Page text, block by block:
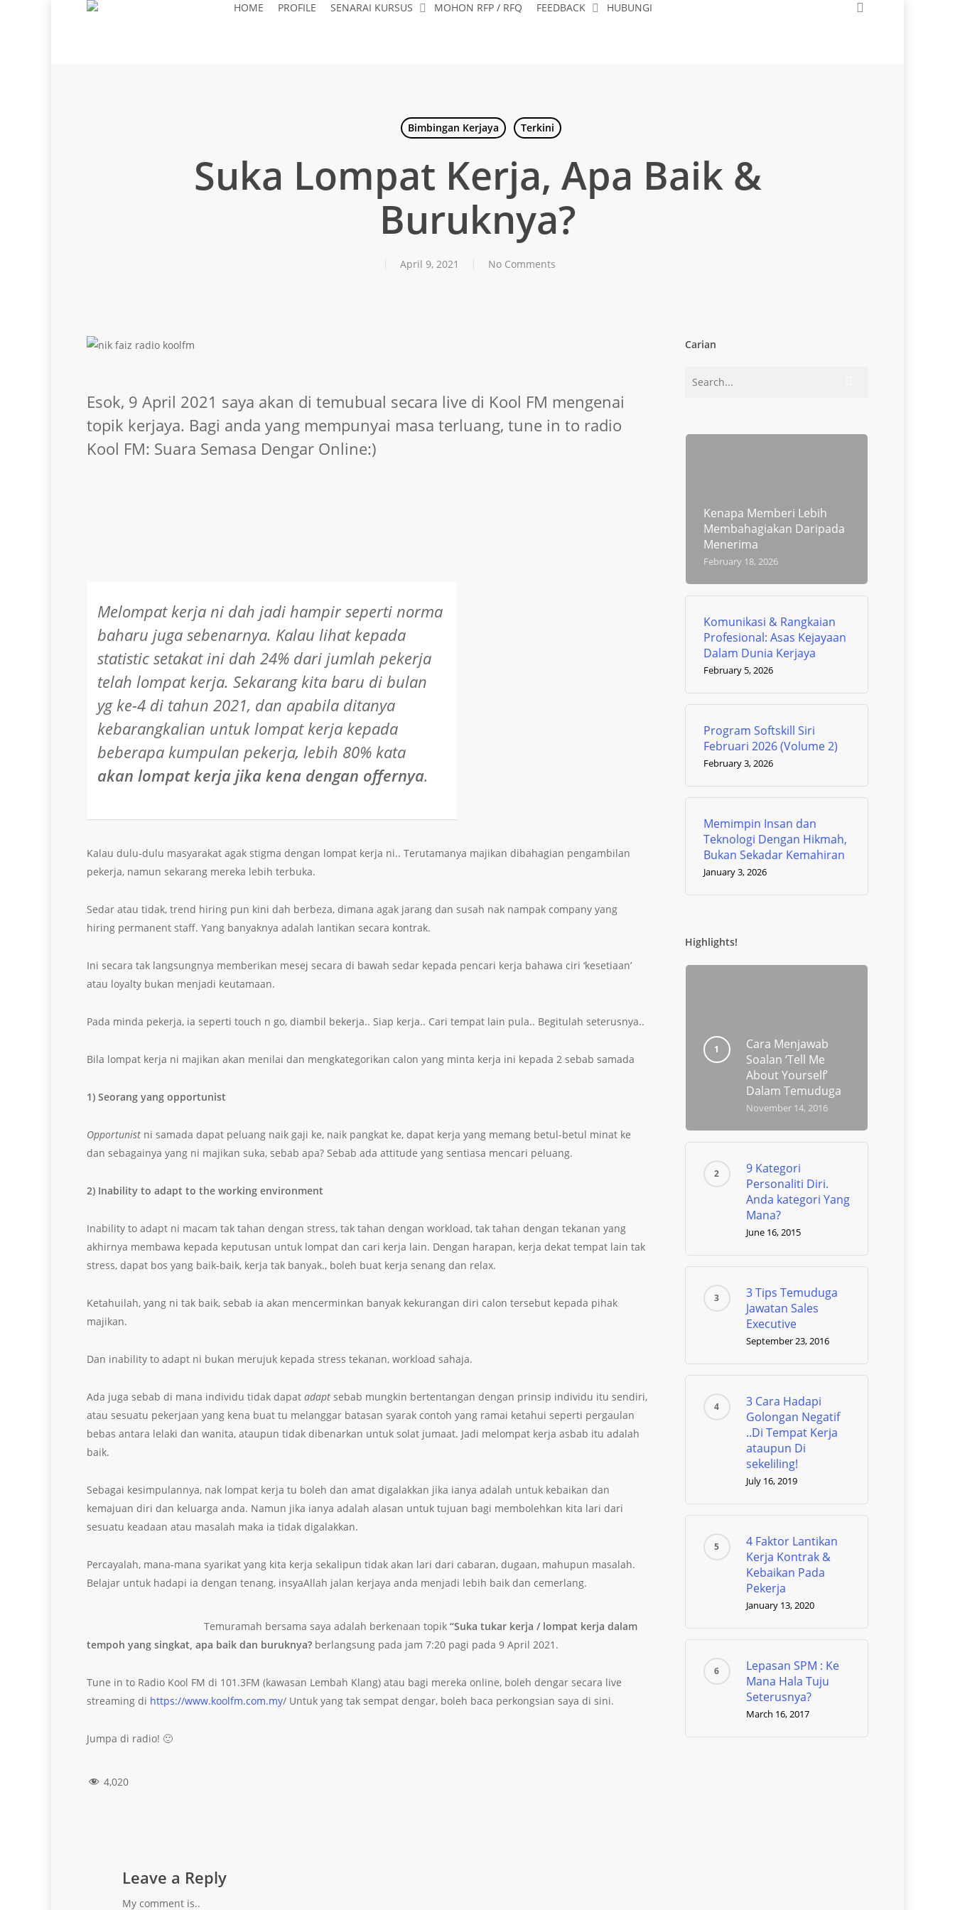
HOME PROFILE SENARAI KURSUS MOHON RFP / RFQ FEEDBACK HUBUNGI
Bimbingan Kerjaya Terkini
Suka Lompat Kerja, Apa Baik &
Buruknya?
April 9, 2021 No Comments
Esok, 9 April 2021 saya akan di temubual secara live di Kool FM mengenai
topik kerjaya. Bagi anda yang mempunyai masa terluang, tune in to radio
Kool FM: Suara Semasa Dengar Online:)
Suka Tukar Kerja / Lompat Kerja Dalam Tempoh Yang Singkat, Apa Baik
dan Buruknya?
Melompat kerja ni dah jadi hampir seperti norma
baharu juga sebenarnya. Kalau lihat kepada
statistic setakat ini dah 24% dari jumlah pekerja
telah lompat kerja. Sekarang kita baru di bulan
yg ke-4 di tahun 2021, dan apabila ditanya
kebarangkalian untuk lompat kerja kepada
beberapa kumpulan pekerja, lebih 80% kata
akan lompat kerja jika kena dengan offernya.
Kalau dulu-dulu masyarakat agak stigma dengan lompat kerja ni.. Terutamanya majikan dibahagian pengambilan
pekerja, namun sekarang mereka lebih terbuka.
Sedar atau tidak, trend hiring pun kini dah berbeza, dimana agak jarang dan susah nak nampak company yang
hiring permanent staff. Yang banyaknya adalah lantikan secara kontrak.
Ini secara tak langsungnya memberikan mesej secara di bawah sedar kepada pencari kerja bahawa ciri ‘kesetiaan’
atau loyalty bukan menjadi keutamaan.
Pada minda pekerja, ia seperti touch n go, diambil bekerja.. Siap kerja.. Cari tempat lain pula.. Begitulah seterusnya..
Bila lompat kerja ni majikan akan menilai dan mengkategorikan calon yang minta kerja ini kepada 2 sebab samada
1) Seorang yang opportunist
Opportunist ni samada dapat peluang naik gaji ke, naik pangkat ke, dapat kerja yang memang betul-betul minat ke
dan sebagainya yang ni majikan suka, sebab apa? Sebab ada attitude yang sentiasa mencari peluang.
2) Inability to adapt to the working environment
Inability to adapt ni macam tak tahan dengan stress, tak tahan dengan workload, tak tahan dengan tekanan yang
akhirnya membawa kepada keputusan untuk lompat dan cari kerja lain. Dengan harapan, kerja dekat tempat lain tak
stress, dapat bos yang baik-baik, kerja tak banyak., boleh buat kerja senang dan relax.
Ketahuilah, yang ni tak baik, sebab ia akan mencerminkan banyak kekurangan diri calon tersebut kepada pihak
majikan.
Dan inability to adapt ni bukan merujuk kepada stress tekanan, workload sahaja.
Ada juga sebab di mana individu tidak dapatadapt sebab mungkin bertentangan dengan prinsip individu itu sendiri,
atau sesuatu pekerjaan yang kena buat tu melanggar batasan syarak contoh yang ramai ketahui seperti pergaulan
bebas antara lelaki dan wanita, ataupun tidak dibenarkan untuk solat jumaat. Jadi melompat kerja asbab itu adalah
baik.
Sebagai kesimpulannya, nak lompat kerja tu boleh dan amat digalakkan jika ianya adalah untuk kebaikan dan
kemajuan diri dan keluarga anda. Namun jika ianya adalah alasan untuk tujuan bagi membolehkan kita lari dari
sesuatu keadaan atau masalah maka ia tidak digalakkan.
Percayalah, mana-mana syarikat yang kita kerja sekalipun tidak akan lari dari cabaran, dugaan, mahupun masalah.
Belajar untuk hadapi ia dengan tenang, insyaAllah jalan kerjaya anda menjadi lebih baik dan cemerlang.
Temuramah bersama saya adalah berkenaan topik“Suka tukar kerja / lompat kerja dalam
tempoh yang singkat, apa baik dan buruknya? berlangsung pada jam 7:20 pagi pada 9 April 2021.
Tune in to Radio Kool FM di 101.3FM (kawasan Lembah Klang) atau bagi mereka online, boleh dengar secara live
streaming di https://www.koolfm.com.my/ Untuk yang tak sempat dengar, boleh baca perkongsian saya di sini.
Jumpa di radio! 🙂
4,020
Carian
Kenapa Memberi Lebih
Membahagiakan Daripada
Menerima
February 18, 2026
Komunikasi & Rangkaian
Profesional: Asas Kejayaan
Dalam Dunia Kerjaya
February 5, 2026
Program Softskill Siri
Februari 2026 (Volume 2)
February 3, 2026
Memimpin Insan dan
Teknologi Dengan Hikmah,
Bukan Sekadar Kemahiran
January 3, 2026
Highlights!
Cara Menjawab
Soalan ‘Tell Me
About Yourself’
Dalam Temuduga
November 14, 2016
9 Kategori
Personaliti Diri.
Anda kategori Yang
Mana?
June 16, 2015
3 Tips Temuduga
Jawatan Sales
Executive
September 23, 2016
3 Cara Hadapi
Golongan Negatif
..Di Tempat Kerja
ataupun Di
sekeliling!
July 16, 2019
4 Faktor Lantikan
Kerja Kontrak &
Kebaikan Pada
Pekerja
January 13, 2020
Lepasan SPM : Ke
Mana Hala Tuju
Seterusnya?
March 16, 2017
Leave a Reply
My comment is..